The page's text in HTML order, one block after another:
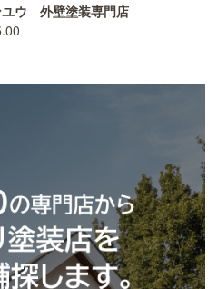
ウ 外壁塗装専門店